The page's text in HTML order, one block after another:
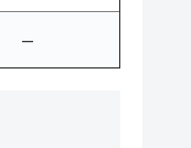
–